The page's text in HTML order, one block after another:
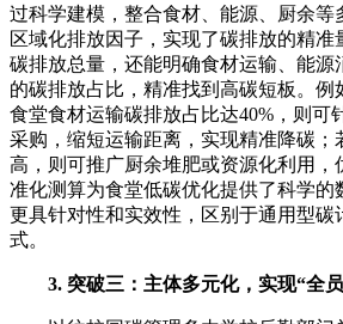
过科学建模，整合食材、能源、厨余等
区域化排放因子，实现了碳排放的精准
碳排放总量，还能明确食材运输、能源
的碳排放占比，精准找到高碳短板。例
食堂食材运输碳排放占比达40%，则可
采购，缩短运输距离，实现精准降碳；
高，则可推广厨余堆肥或资源化利用，
准化测算为食堂低碳优化提供了科学的
更具针对性和实效性，区别于通用型碳
式。
3. 突破三：主体多元化，实现“全